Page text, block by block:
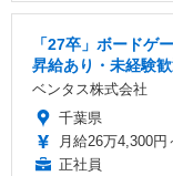
「27卒」ボードゲ
昇給あり・未経験
ベンタス株式会社
千葉県
月給26万4,300円
正社員